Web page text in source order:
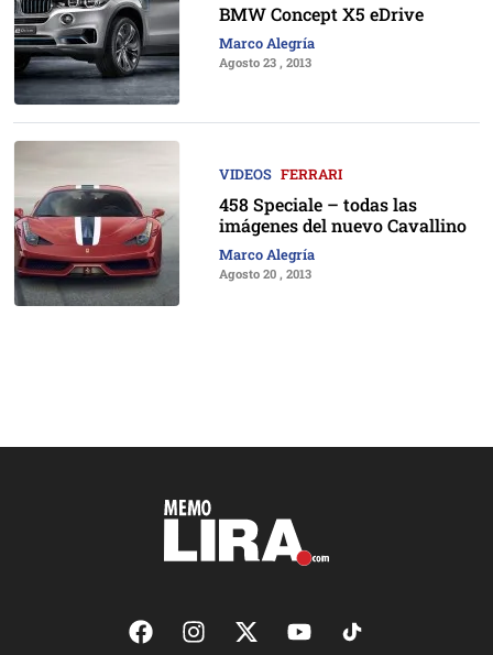
BMW Concept X5 eDrive
Marco Alegría
Agosto 23 , 2013
VIDEOS FERRARI
458 Speciale – todas las
imágenes del nuevo Cavallino
Marco Alegría
Agosto 20 , 2013